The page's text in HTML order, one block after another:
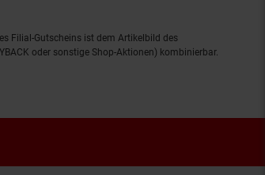
Filial-Gutscheins ist dem Artikelbild des
oder sonstige Shop-Aktionen) kombinierbar.